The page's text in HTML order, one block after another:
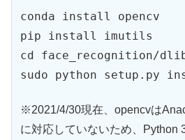
conda install opencv
pip install imutils
cd face_recognition/
sudo python setup.py
※2021/4/30現在、opencvは
に対応していないため、Python